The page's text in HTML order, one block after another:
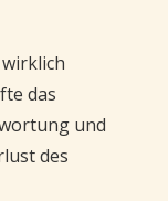
das
und
des